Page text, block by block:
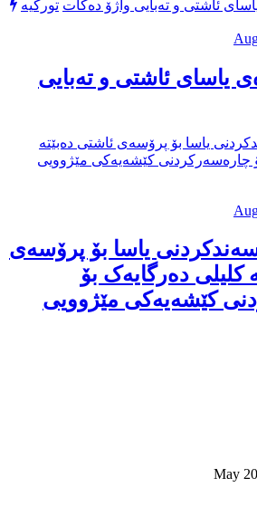
تورکیە
یاسای ئاشتی و تەبایی
یاسا بۆ پرۆسەی
کلیلی دەرگایەک بۆ
کێشەیەکی مێژوویى